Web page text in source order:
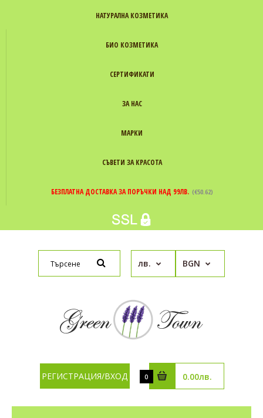
НАТУРАЛНА КОЗМЕТИКА
БИО КОЗМЕТИКА
СЕРТИФИКАТИ
ЗА НАС
МАРКИ
СЪВЕТИ ЗА КРАСОТА
БЕЗПЛАТНА ДОСТАВКА ЗА ПОРЪЧКИ НАД 99ЛВ. (€50.62)
лв. BGN
РЕГИСТРАЦИЯ/ВХОД 0 0.00лв.